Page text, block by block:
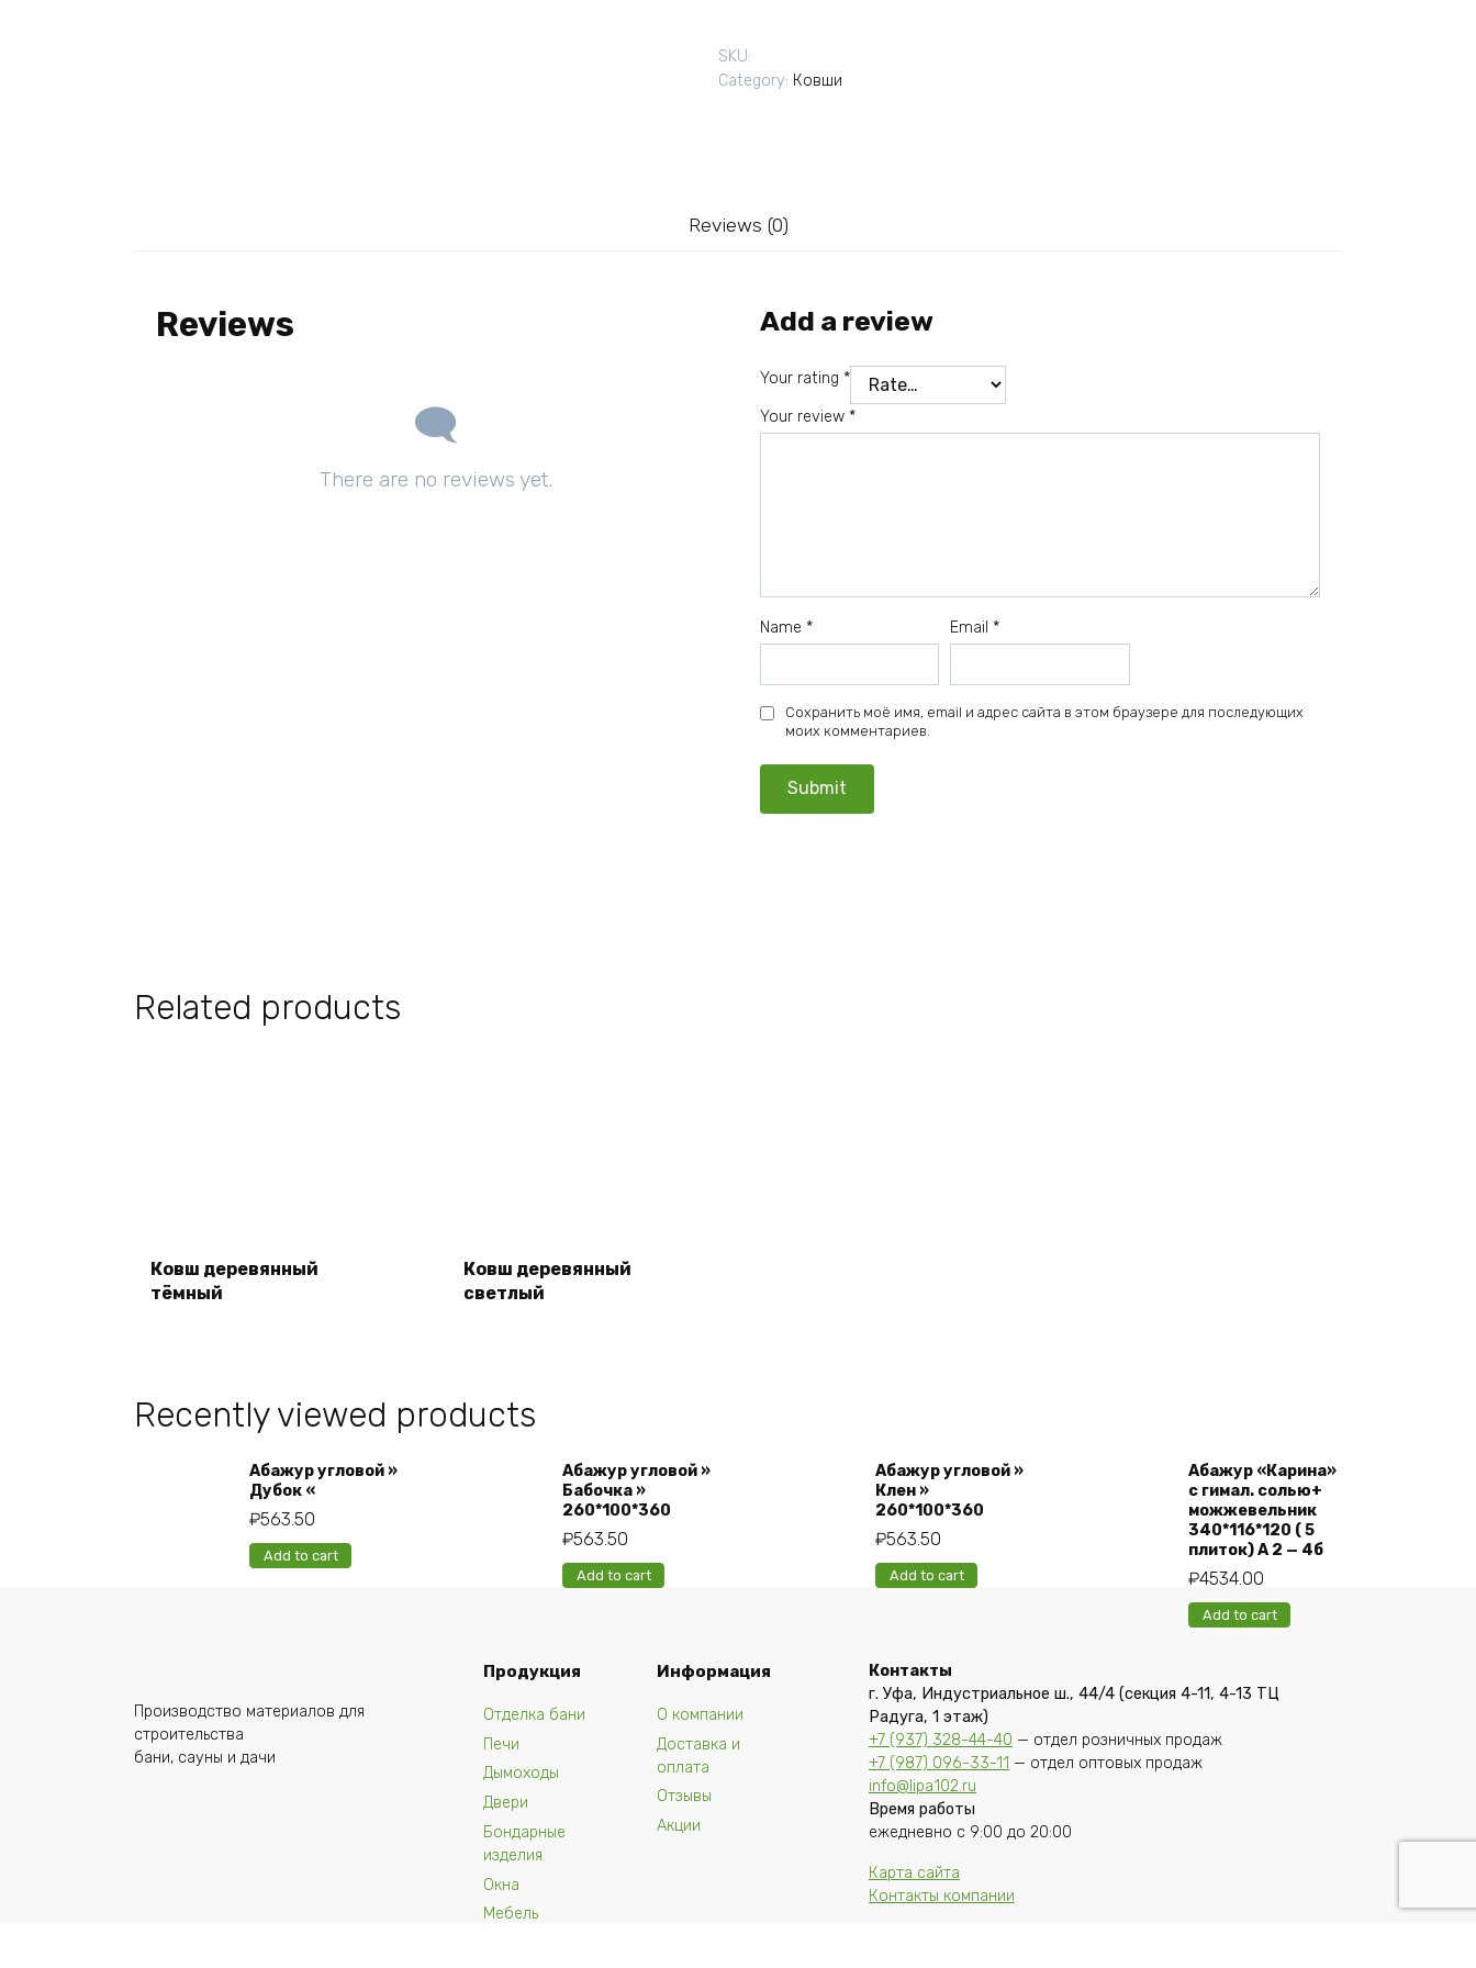
SKU:
Category: Ковши
Reviews (0)
Reviews
There are no reviews yet.
Add a review
Your rating *
Your review *
Name * Email *
Сохранить моё имя, email и адрес сайта в этом браузере для последующих
моих комментариев.
Related products
Ковш деревянный
тёмный
Ковш деревянный
светлый
Recently viewed products
Абажур угловой »
Дубок «
₽563.50
Add to cart
Абажур угловой »
Бабочка »
260*100*360
₽563.50
Add to cart
Абажур угловой »
Клен »
260*100*360
₽563.50
Add to cart
Абажур «Карина»
с гимал. солью+
можжевельник
340*116*120 ( 5
плиток) А 2 — 4б
₽4534.00
Add to cart
Производство материалов для
строительства
бани, сауны и дачи
Продукция
Отделка бани
Печи
Дымоходы
Двери
Бондарные
изделия
Окна
Мебель
Информация
О компании
Доставка и
оплата
Отзывы
Акции
Контакты
г. Уфа, Индустриальное ш., 44/4 (секция 4-11, 4-13 ТЦ
Радуга, 1 этаж)
+7 (937) 328-44-40 — отдел розничных продаж
+7 (987) 096-33-11 — отдел оптовых продаж
info@lipa102.ru
Время работы
ежедневно с 9:00 до 20:00
Карта сайта
Контакты компании